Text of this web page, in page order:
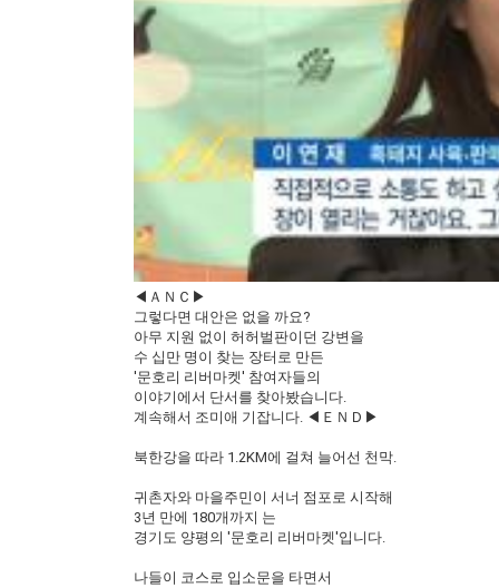
◀ＡＮＣ▶
그렇다면 대안은 없을 까요?
아무 지원 없이 허허벌판이던 강변을
수 십만 명이 찾는 장터로 만든
'문호리 리버마켓' 참여자들의
이야기에서 단서를 찾아봤습니다.
계속해서 조미애 기잡니다. ◀ＥＮＤ▶
북한강을 따라 1.2KM에 걸쳐 늘어선 천막.
귀촌자와 마을주민이 서너 점포로 시작해
3년 만에 180개까지 는
경기도 양평의 '문호리 리버마켓'입니다.
나들이 코스로 입소문을 타면서